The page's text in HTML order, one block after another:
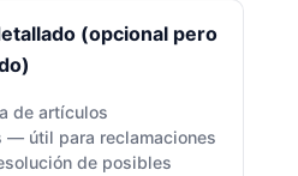
(opcional pero
de artículos
— útil para reclamaciones
de posibles